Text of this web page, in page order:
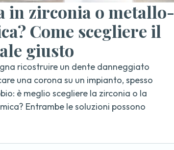
in zirconia o metallo-
Come scegliere il
giusto
ricostruire un dente danneggiato
una corona su un impianto, spesso
è meglio scegliere la zirconia o la
Entrambe le soluzioni possono